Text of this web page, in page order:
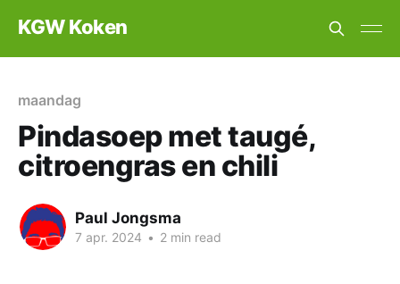
KGW Koken
maandag
Pindasoep met taugé,
citroengras en chili
Paul Jongsma
7 apr. 2024 • 2 min read